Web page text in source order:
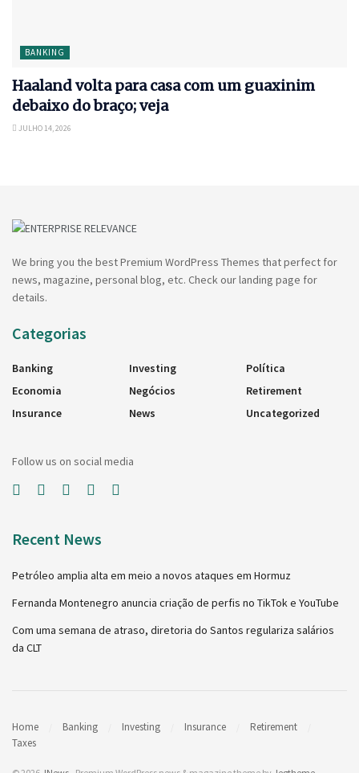
BANKING
Haaland volta para casa com um guaxinim
debaixo do braço; veja
JULHO 14, 2026
We bring you the best Premium WordPress Themes that perfect for
news, magazine, personal blog, etc. Check our landing page for
details.
Categorias
Banking
Economia
Insurance
Investing
Negócios
News
Política
Retirement
Uncategorized
Follow us on social media
Recent News
Petróleo amplia alta em meio a novos ataques em Hormuz
Fernanda Montenegro anuncia criação de perfis no TikTok e YouTube
Com uma semana de atraso, diretoria do Santos regulariza salários
da CLT
Home Banking Investing Insurance
Retirement
Taxes